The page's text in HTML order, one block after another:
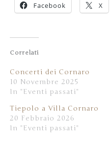
Facebook X
Correlati
Concerti dei Cornaro
10 Novembre 2025
In "Eventi passati"
Tiepolo a Villa Cornaro
20 Febbraio 2026
In "Eventi passati"